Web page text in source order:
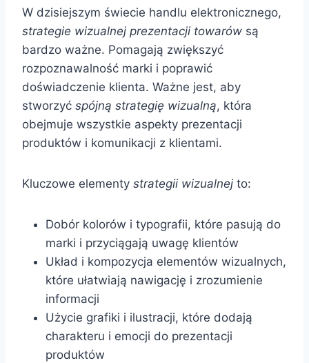
W dzisiejszym świecie handlu elektronicznego,
strategie wizualnej prezentacji towarów są
bardzo ważne. Pomagają zwiększyć
rozpoznawalność marki i poprawić
doświadczenie klienta. Ważne jest, aby
stworzyć spójną strategię wizualną, która
obejmuje wszystkie aspekty prezentacji
produktów i komunikacji z klientami.
Kluczowe elementy strategii wizualnej to:
Dobór kolorów i typografii, które pasują do
marki i przyciągają uwagę klientów
Układ i kompozycja elementów wizualnych,
które ułatwiają nawigację i zrozumienie
informacji
Użycie grafiki i ilustracji, które dodają
charakteru i emocji do prezentacji
produktów